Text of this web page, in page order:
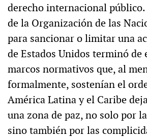
derecho internacional público.
de la Organización de las
para sancionar o limitar una
de Estados Unidos terminó de
marcos normativos que, al
formalmente, sostenían el
América Latina y el Caribe
una zona de paz, no solo por
sino también por las